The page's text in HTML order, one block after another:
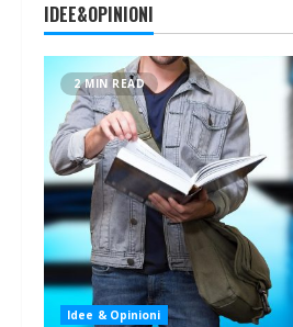
IDEE&OPINIONI
2 MIN READ
Idee & Opinioni